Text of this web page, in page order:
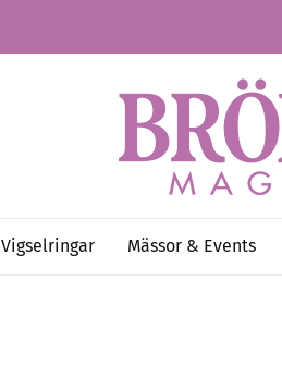
Vigselringar Mässor & Events